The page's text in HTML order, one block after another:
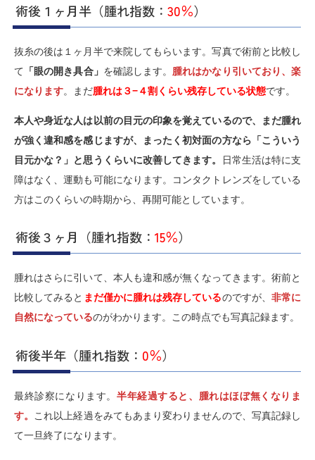
術後１ヶ月半（腫れ指数： 30％）
抜糸の後は１ヶ月半で来院してもらいます。写真で術前と比較し
て 「眼の開き具合」 を確認します。 腫れはかなり引いており、楽
になります。まだ腫れは３−４割くらい残存している状態です。
本人や身近な人は以前の目元の印象を覚えているので、まだ腫れ
が強く違和感を感じますが、まったく初対面の方なら「こういう
目元かな？」と思うくらいに改善してきます。
日常生活は特に支
障はなく、運動も可能になります。コンタクトレンズをしている
方はこのくらいの時期から、再開可能としています。
術後３ヶ月（腫れ指数： 15％）
腫れはさらに引いて、本人も違和感が無くなってきます。術前と
比較してみると まだ僅かに腫れは残存しているのですが、 非常に
自然になっているのがわかります。この時点でも写真記録ます。
術後半年（腫れ指数： 0％）
最終診察になります。 半年経過すると、腫れはほぼ無くなりま
す。
これ以上経過をみてもあまり変わりませんので、写真記録し
て一旦終了になります。